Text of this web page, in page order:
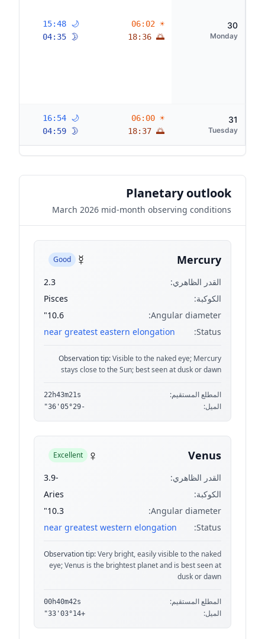
30
Monday
☀ 06:02
🌅 18:36
🌙 15:48
🌛 04:35
31
Tuesday
☀ 06:00
🌅 18:37
🌙 16:54
🌛 04:59
Planetary outlook
March 2026 mid-month observing conditions
Mercury
☿
Good
القدر الظاهري:
2.3
الكوكبة:
Pisces
Angular diameter:
10.6"
Status:
near greatest eastern elongation
Observation tip:Visible to the naked eye; Mercury
stays close to the Sun; best seen at dusk or dawn
المطلع المستقيم: 22h43m21s
الميل: -05°29'36"
Venus
♀
Excellent
القدر الظاهري:
-3.9
الكوكبة:
Aries
Angular diameter:
10.3"
Status:
near greatest western elongation
Observation tip:Very bright, easily visible to the naked
eye; Venus is the brightest planet and is best seen at
dusk or dawn
المطلع المستقيم: 00h40m42s
الميل: +03°14'33"